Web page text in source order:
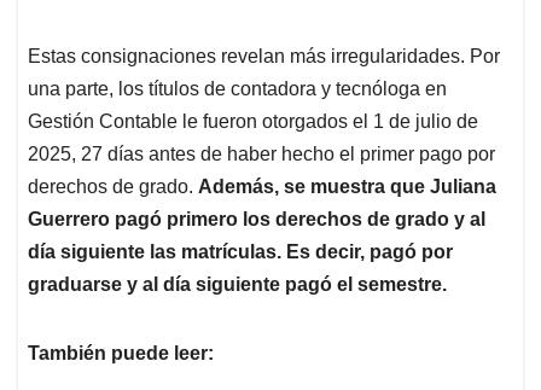
Estas consignaciones revelan más irregularidades. Por
una parte, los títulos de contadora y tecnóloga en
Gestión Contable le fueron otorgados el 1 de julio de
2025, 27 días antes de haber hecho el primer pago por
derechos de grado. Además, se muestra que Juliana
Guerrero pagó primero los derechos de grado y al
día siguiente las matrículas. Es decir, pagó por
graduarse y al día siguiente pagó el semestre.
También puede leer: